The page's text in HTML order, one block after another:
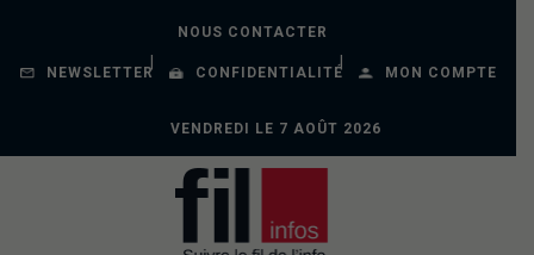
NOUS CONTACTER
NEWSLETTER CONFIDENTIALITÉ MON COMPTE
VENDREDI LE 7 AOÛT 2026